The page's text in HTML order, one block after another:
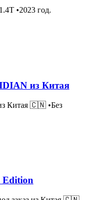
•2023 год.
из Китая
Китая 🇨🇳 •Без
Edition